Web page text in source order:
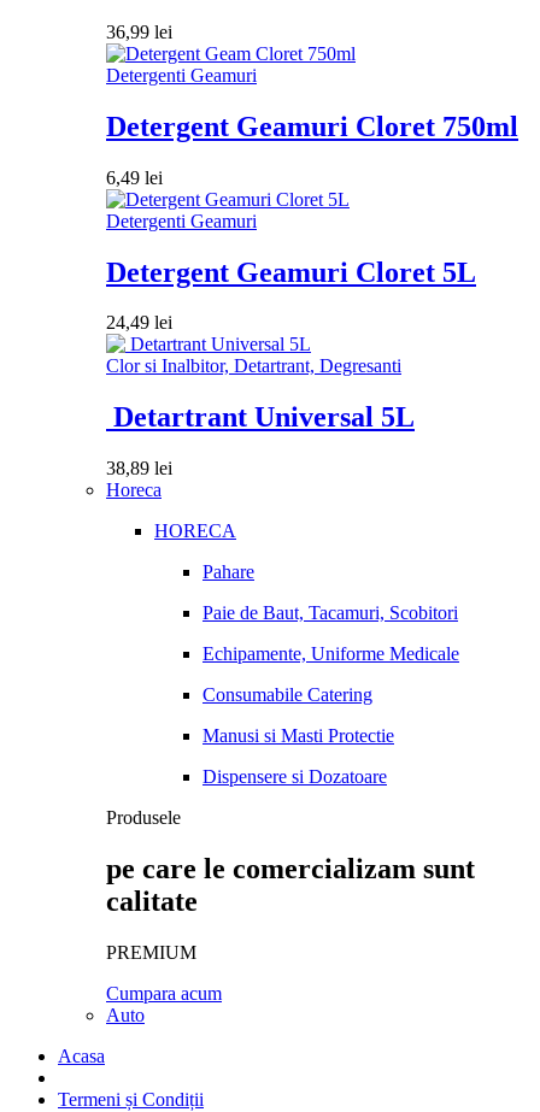
36,99 lei
Detergenti Geamuri
Detergent Geamuri Cloret 750ml
6,49 lei
Detergenti Geamuri
Detergent Geamuri Cloret 5L
24,49 lei
Clor si Inalbitor, Detartrant, Degresanti
Detartrant Universal 5L
38,89 lei
Horeca
HORECA
Pahare
Paie de Baut, Tacamuri, Scobitori
Echipamente, Uniforme Medicale
Consumabile Catering
Manusi si Masti Protectie
Dispensere si Dozatoare
Produsele
pe care le comercializam sunt
calitate
PREMIUM
Cumpara acum
Auto
Acasa
Termeni și Condiții